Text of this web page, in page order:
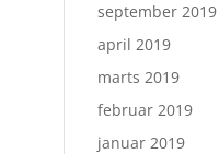
september 2019
april 2019
marts 2019
februar 2019
januar 2019